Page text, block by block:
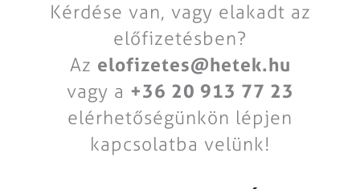
Kérdése van, vagy elakadt az
előfizetésben?
Az elofizetes@hetek.hu
vagy a +36 20 913 77 23
elérhetőségünkön lépjen
kapcsolatba velünk!